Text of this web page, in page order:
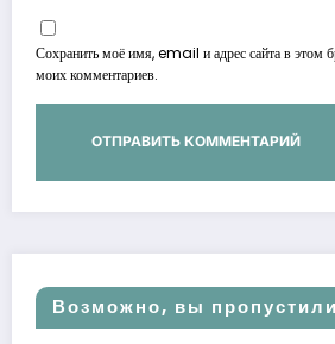
Сохранить моё имя, email и адрес сайта в этом
моих комментариев.
Возможно, вы пропустили